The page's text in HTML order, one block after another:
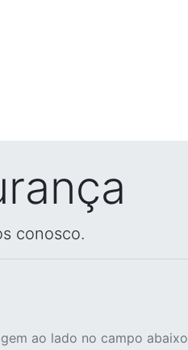
conosco.
ao lado no campo abaixo